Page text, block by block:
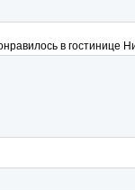
в гостинице